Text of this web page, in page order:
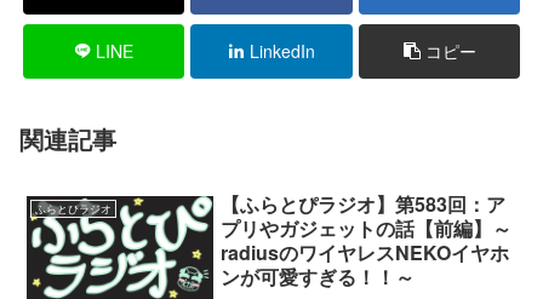
LINE LinkedIn コピー
関連記事
ふらとぴラジオ
【ふらとぴラジオ】第583回：ア
プリやガジェットの話【前編】～
radiusのワイヤレスNEKOイヤホ
ンが可愛すぎる！！～